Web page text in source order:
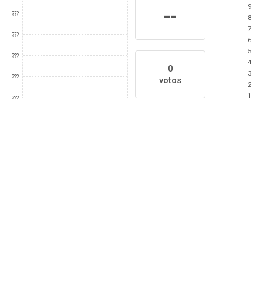
???
???
???
???
???
--
0
votos
9
8
7
6
5
4
3
2
1